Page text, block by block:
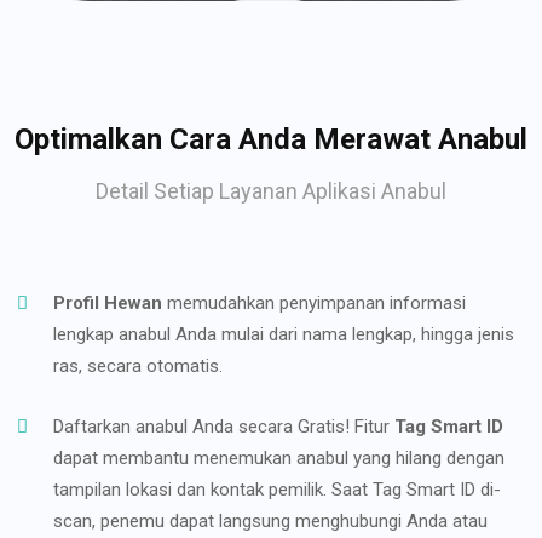
Optimalkan Cara Anda Merawat Anabul
Detail Setiap Layanan Aplikasi Anabul
Profil Hewan memudahkan penyimpanan informasi
lengkap anabul Anda mulai dari nama lengkap, hingga jenis
ras, secara otomatis.
Daftarkan anabul Anda secara Gratis! Fitur Tag Smart ID
dapat membantu menemukan anabul yang hilang dengan
tampilan lokasi dan kontak pemilik. Saat Tag Smart ID di-
scan, penemu dapat langsung menghubungi Anda atau